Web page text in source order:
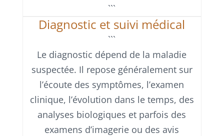
```
Diagnostic et suivi médical
```
Le diagnostic dépend de la maladie
suspectée. Il repose généralement sur
l’écoute des symptômes, l’examen
clinique, l’évolution dans le temps, des
analyses biologiques et parfois des
examens d’imagerie ou des avis